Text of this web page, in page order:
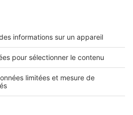
Quel chauffage choisir pour une
maison neuve RT 2020 ?